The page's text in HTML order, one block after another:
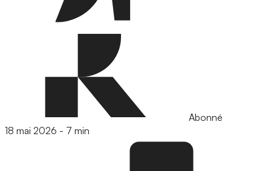
Abonné
18 mai 2026 - 7 min